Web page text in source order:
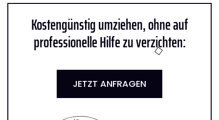
Kostengünstig umziehen, ohne auf
professionelle Hilfe zu verzichten:
JETZT ANFRAGEN